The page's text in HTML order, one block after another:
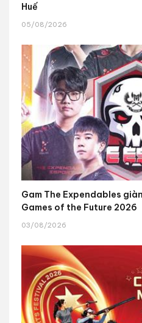
Huế
05/08/2026
Gam The Expendables
Games of the Future 2026
03/08/2026